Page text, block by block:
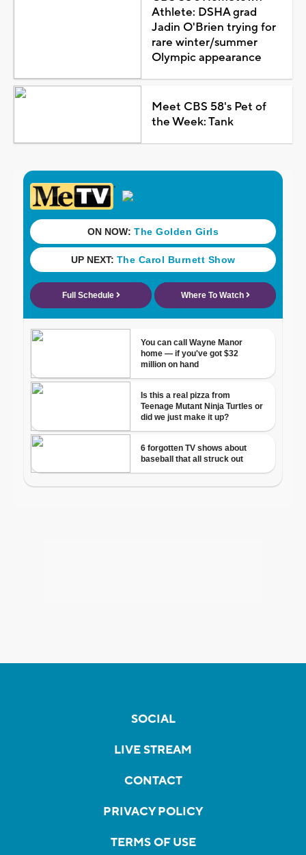
Athlete: DSHA grad
Jadin O'Brien trying for
rare winter/summer
Olympic appearance
Meet CBS 58's Pet of
the Week: Tank
SOCIAL
LIVE STREAM
CONTACT
PRIVACY POLICY
TERMS OF USE